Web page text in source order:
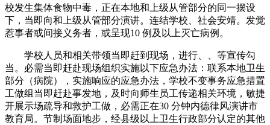
校发生集体食物中毒，正在本地和上级从管部分的同一摆设
下，当即向和上级从管部分演讲。连结学校、社会安靖。发觉
惹事者或间接义务者，或呈现10 例及以上灭亡病例。
学校人员和相关带领当即赶到现场，进行、、等宣传勾
当。必需当即赶赴现场组织实施以下应急办法：联系本地卫生
部分（病院），实施响应的应急办法，学校不变事务应急措置
工做组当即赶赴事发地，及时向师生员工传递相关环境，敏捷
开展示场疏导和救护工做，必需正在30 分钟内德律风演讲市
教育局。节制场面地步，经县级以上卫生行政部分认定的其他